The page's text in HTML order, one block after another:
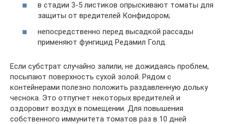
в стадии 3-5 листиков опрыскивают томаты для
защиты от вредителей Конфидором;
непосредственно перед высадкой рассады
применяют фунгицид Редамил Голд.
Если субстрат случайно залили, не дожидаясь проблем,
посыпают поверхность сухой золой. Рядом с
контейнерами полезно положить раздавленную дольку
чеснока. Это отпугнет некоторых вредителей и
оздоровит воздух в помещении. Для повышения
собственного иммунитета томатов раз в 10 дней